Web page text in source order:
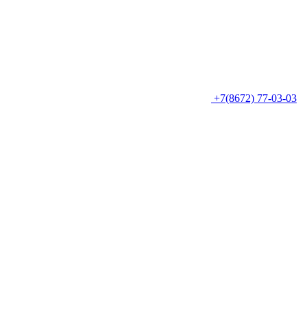
+7(8672) 77-03-03